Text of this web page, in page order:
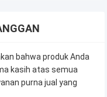
bahwa produk Anda
kasih atas semua
purna jual yang